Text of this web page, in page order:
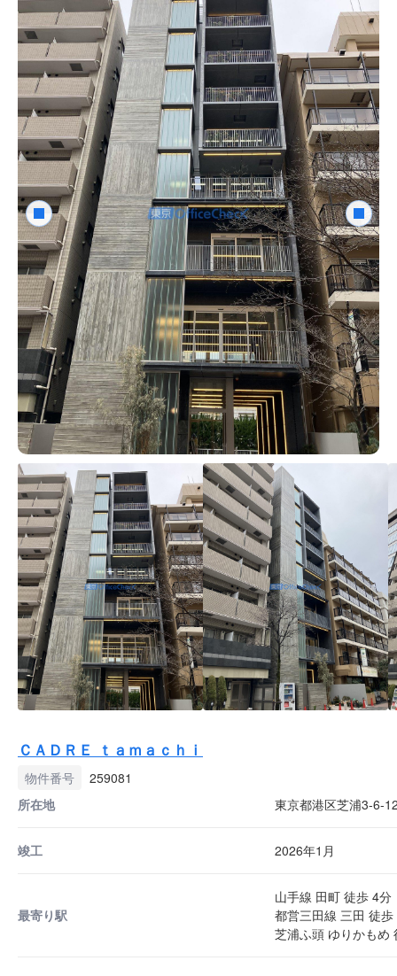
ＣＡＤＲＥ ｔａｍａｃｈｉ
物件番号
259081
所在地
東京都港区芝浦3-6-
竣工 2026年1月
最寄り駅
山手線 田町 徒歩 4分
都営三田線 三田 徒歩
芝浦ふ頭 ゆりかもめ